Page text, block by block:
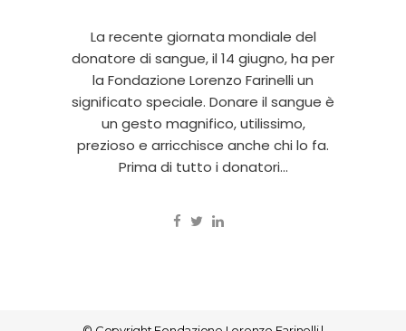
La recente giornata mondiale del
donatore di sangue, il 14 giugno, ha per
la Fondazione Lorenzo Farinelli un
significato speciale. Donare il sangue è
un gesto magnifico, utilissimo,
prezioso e arricchisce anche chi lo fa.
Prima di tutto i donatori...